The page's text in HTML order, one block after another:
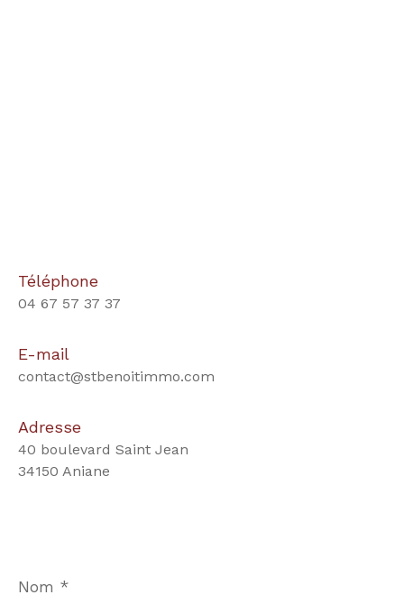
Téléphone
04 67 57 37 37
E-mail
contact@stbenoitimmo.com
Adresse
40 boulevard Saint Jean
34150 Aniane
*